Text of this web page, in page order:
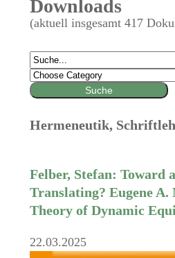
Downloads
(aktuell insgesamt 417
Hermeneutik,
Felber, Stefan: Toward
Translating? Eugene A.
Theory of Dynamic
22.03.2025